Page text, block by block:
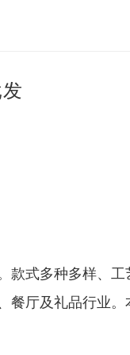
款式多种多样、
餐厅及礼品行业